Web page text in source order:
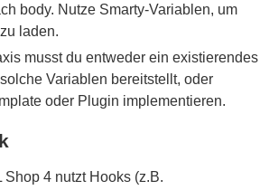
body. Nutze Smarty-Variablen, um
laden.
musst du entweder ein existierendes
Variablen bereitstellt, oder
oder Plugin implementieren.
Shop 4 nutzt Hooks (z.B.